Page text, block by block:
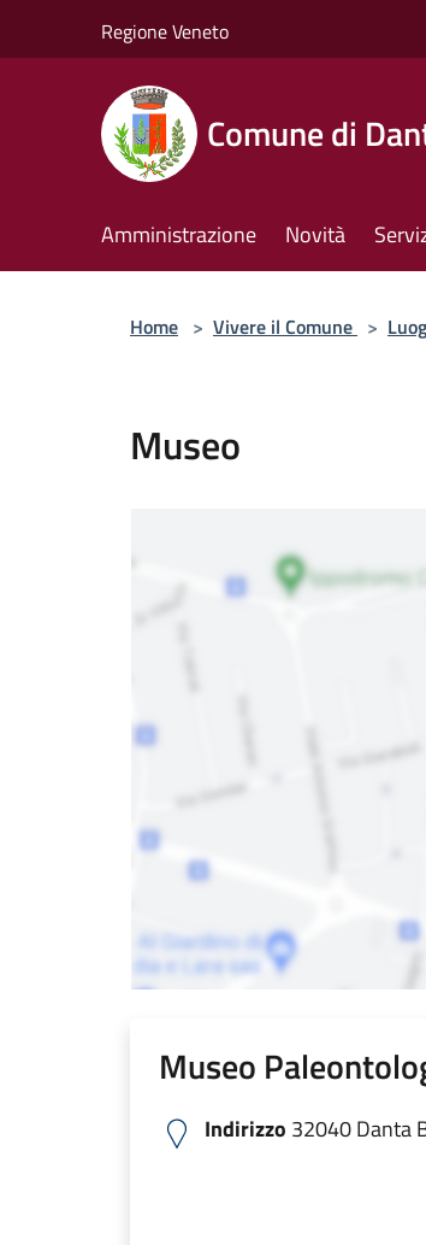
Regione Veneto
Comune di
Amministrazione Novità
Home > Vivere il Comune >
Museo
Museo
Indirizzo 32040 Danta